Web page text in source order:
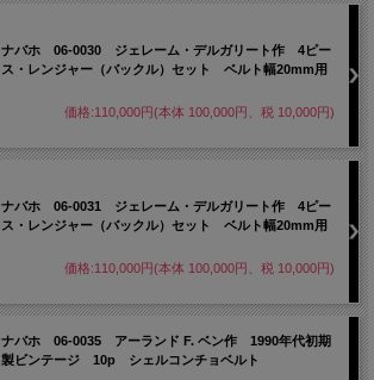
ナバホ 06-0030 ジェレーム・デルガリート作 4ピー
ス・レンジャー（バックル）セット ベルト幅20mm用
価格:110,000円(本体 100,000円、税 10,000円)
ナバホ 06-0031 ジェレーム・デルガリート作 4ピー
ス・レンジャー（バックル）セット ベルト幅20mm用
価格:110,000円(本体 100,000円、税 10,000円)
ナバホ 06-0035 アーランド F. ベン作 1990年代初期
製ビンテージ 10p シェルコンチョベルト